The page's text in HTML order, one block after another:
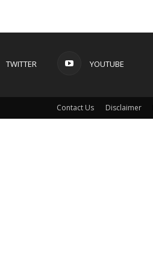
TWITTER YOUTUBE
Contact Us Disclaimer